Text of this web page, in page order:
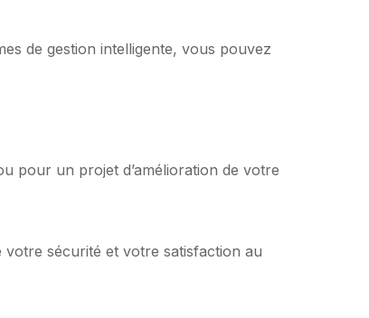
de gestion intelligente, vous pouvez
pour un projet d’amélioration de votre
votre sécurité et votre satisfaction au